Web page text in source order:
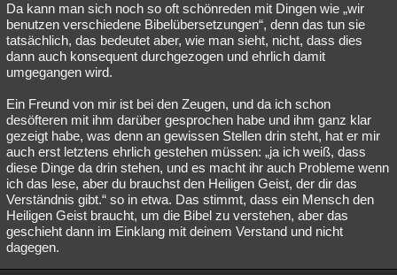
Da kann man sich noch so oft schönreden mit Dingen wie „wir
benutzen verschiedene Bibelübersetzungen“, denn das tun sie
tatsächlich, das bedeutet aber, wie man sieht, nicht, dass dies
dann auch konsequent durchgezogen und ehrlich damit
umgegangen wird.
Ein Freund von mir ist bei den Zeugen, und da ich schon
desöfteren mit ihm darüber gesprochen habe und ihm ganz klar
gezeigt habe, was denn an gewissen Stellen drin steht, hat er mir
auch erst letztens ehrlich gestehen müssen: „ja ich weiß, dass
diese Dinge da drin stehen, und es macht ihr auch Probleme wenn
ich das lese, aber du brauchst den Heiligen Geist, der dir das
Verständnis gibt.“ so in etwa. Das stimmt, dass ein Mensch den
Heiligen Geist braucht, um die Bibel zu verstehen, aber das
geschieht dann im Einklang mit deinem Verstand und nicht
dagegen.